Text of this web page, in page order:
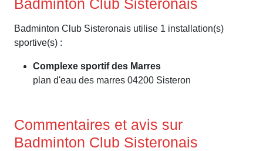
Badminton Club Sisteronais
Badminton Club Sisteronais utilise 1 installation(s)
sportive(s) :
Complexe sportif des Marres
plan d'eau des marres 04200 Sisteron
Commentaires et avis sur
Badminton Club Sisteronais